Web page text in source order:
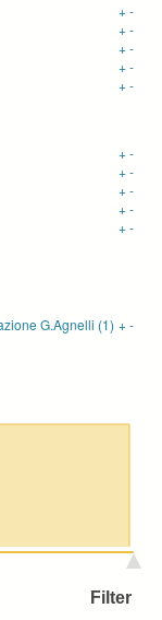
+-
+-
+-
+-
+-
+-
+-
+-
+-
+-
G.Agnelli (1) +-